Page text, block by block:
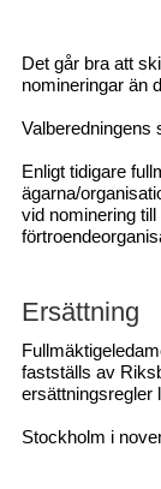
Det går bra att
nomineringar än
Valberedningens
Enligt tidigare
ägarna/
vid nominering
Ersättning
fastställs av
ersättningsregler
Stockholm i